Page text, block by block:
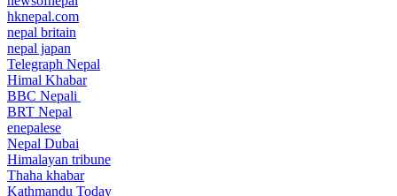
hknepal.com
nepal britain
nepal japan
Telegraph Nepal
Himal Khabar
BBC Nepali
BRT Nepal
enepalese
Nepal Dubai
Himalayan tribune
Thaha khabar
Kathmandu Today